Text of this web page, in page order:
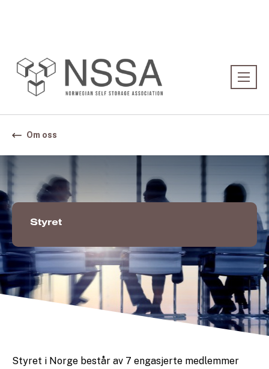
Om oss
Styret
Styret i Norge består av 7 engasjerte medlemmer